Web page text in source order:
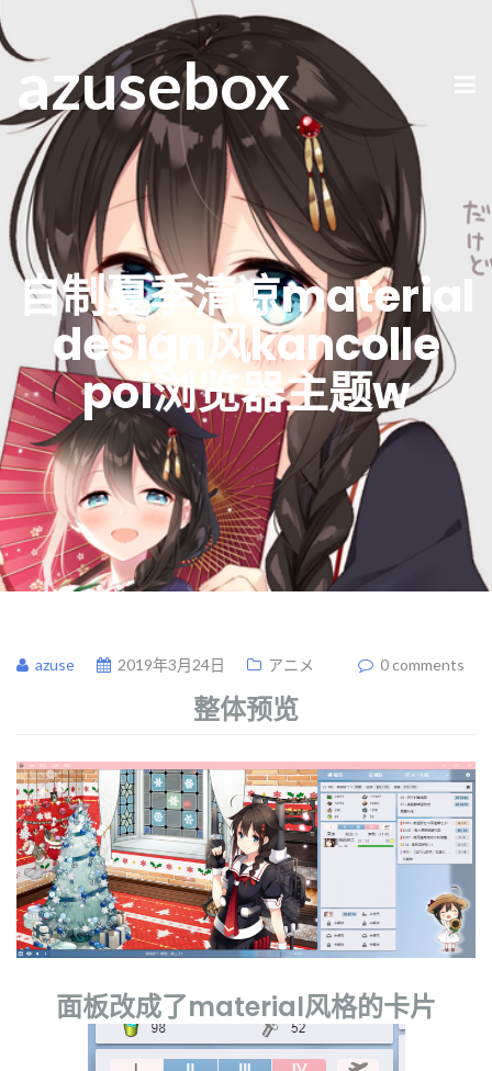
azusebox
自制夏季清凉material
design风kancolle
poi浏览器主题w
azuse 2019年3月24日 アニメ 0 comments
整体预览
面板改成了material风格的卡片